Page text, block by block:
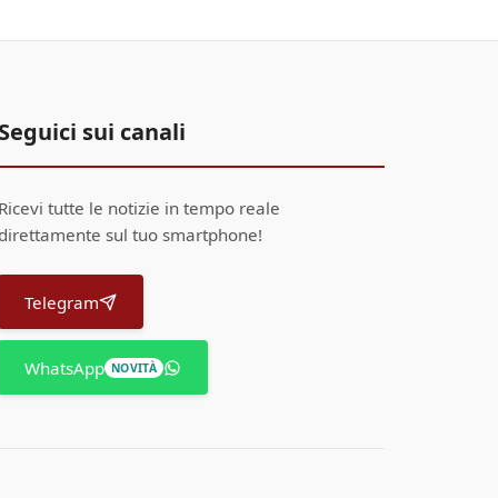
Seguici sui canali
Ricevi tutte le notizie in tempo reale
direttamente sul tuo smartphone!
Telegram
WhatsApp NOVITÀ